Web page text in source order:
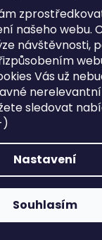
našeho webu.
návštěvnosti,
Vás už
sledovat
)
Nastavení
Souhlasím